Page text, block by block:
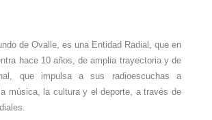
de Ovalle, es una Entidad Radial, que en
hace 10 años, de amplia trayectoria y de
que impulsa a sus radioescuchas a
música, la cultura y el deporte, a través de